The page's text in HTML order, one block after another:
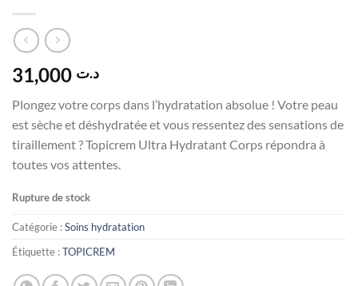
د.ت
Plongez votre corps dans l’hydratation absolue ! Votre peau
est sèche et déshydratée et vous ressentez des sensations de
tiraillement ? Topicrem Ultra Hydratant Corps répondra à
toutes vos attentes.
Rupture de stock
Catégorie :Soins hydratation
Étiquette :TOPICREM